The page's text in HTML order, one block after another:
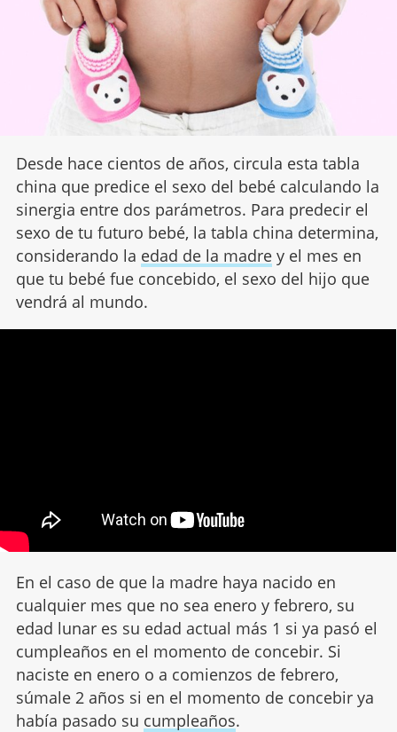
Desde hace cientos de años, circula esta tabla
china que predice el sexo del bebé calculando la
sinergia entre dos parámetros. Para predecir el
sexo de tu futuro bebé, la tabla china determina,
considerando la edad de la madrey el mes en
que tu bebé fue concebido, el sexo del hijo que
vendrá al mundo.
En el caso de que la madre haya nacido en
cualquier mes que no sea enero y febrero, su
edad lunar es su edad actual más 1 si ya pasó el
cumpleaños en el momento de concebir. Si
naciste en enero o a comienzos de febrero,
súmale 2 años si en el momento de concebir ya
había pasado su cumpleaños.